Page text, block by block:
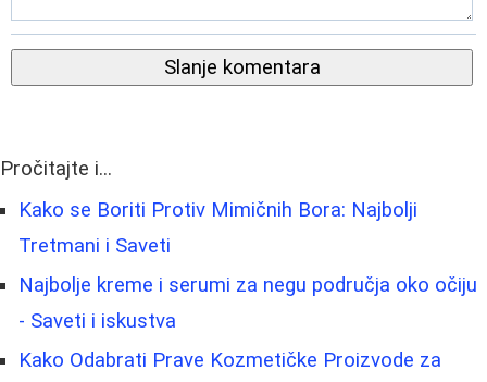
Slanje komentara
Pročitajte i...
Kako se Boriti Protiv Mimičnih Bora: Najbolji
Tretmani i Saveti
Najbolje kreme i serumi za negu područja oko očiju
- Saveti i iskustva
Kako Odabrati Prave Kozmetičke Proizvode za